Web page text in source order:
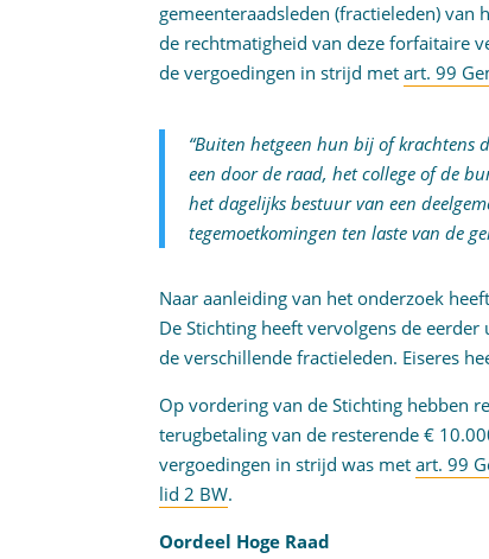
gemeenteraadsleden (fractieleden) van
de rechtmatigheid van deze forfaitaire
de vergoedingen in strijd metart. 99
“Buiten hetgeen hun bij of krachtens
een door de raad, het college of de
het dagelijks bestuur van een
tegemoetkomingen ten laste van de
Naar aanleiding van het onderzoek
De Stichting heeft vervolgens de
de verschillende fractieleden. Eiseres
Op vordering van de Stichting hebben
terugbetaling van de resterende €
vergoedingen in strijd was metart. 99
lid 2 BW.
Oordeel Hoge Raad